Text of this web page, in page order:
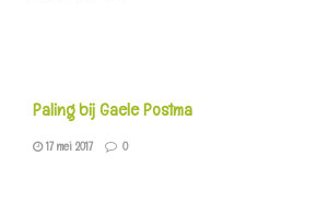
Paling bij Gaele Postma
17 mei 2017 0